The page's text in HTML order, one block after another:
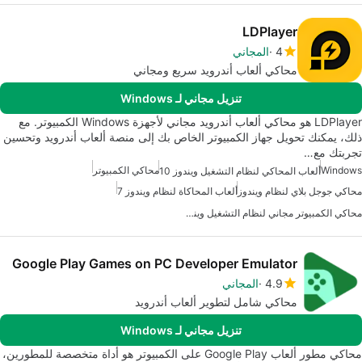
LDPlayer
4 المجاني
محاكي ألعاب أندرويد سريع ومجاني
تنزيل مجاني لـ Windows
LDPlayer هو محاكي ألعاب أندرويد مجاني لأجهزة Windows الكمبيوتر. مع
ذلك، يمكنك تحويل جهاز الكمبيوتر الخاص بك إلى منصة ألعاب أندرويد وتحسين
تجربتك مع…
Windowsألعاب المحاكي لنظام التشغيل ويندوز 10
محاكي الكمبيوتر
محاكي جوجل بلاي لنظام ويندوز ألعاب المحاكاة لنظام ويندوز 7
محاكي الكمبيوتر مجاني لنظام التشغيل ويندوز
Google Play Games on PC Developer Emulator
4.9 المجاني
محاكي شامل لتطوير ألعاب أندرويد
تنزيل مجاني لـ Windows
محاكي مطور ألعاب Google Play على الكمبيوتر هو أداة متخصصة للمطورين،